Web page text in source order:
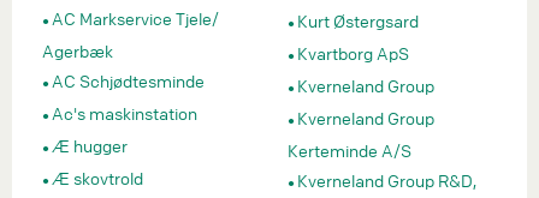
AC Markservice Tjele/
Agerbæk
AC Schjødtesminde
Ac's maskinstation
Æ hugger
Æ skovtrold
Kurt Østergsard
Kvartborg ApS
Kverneland Group
Kverneland Group
Kerteminde A/S
Kverneland Group R&D,